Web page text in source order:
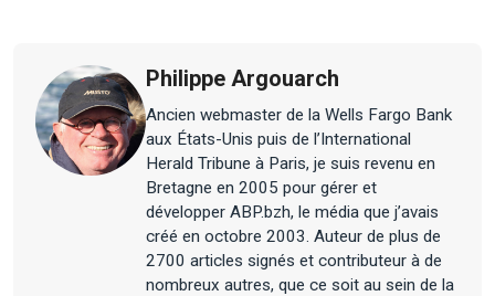
Philippe Argouarch
Ancien webmaster de la Wells Fargo Bank
aux États-Unis puis de l’International
Herald Tribune à Paris, je suis revenu en
Bretagne en 2005 pour gérer et
développer ABP.bzh, le média que j’avais
créé en octobre 2003. Auteur de plus de
2700 articles signés et contributeur à de
nombreux autres, que ce soit au sein de la